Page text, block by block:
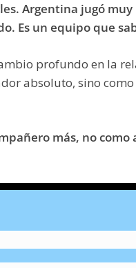
Argentina jugó
Es un equipo que
profundo en la
absoluto, sino
más, no